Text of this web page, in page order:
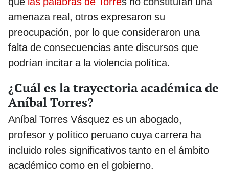
amenaza real, otros expresaron su
preocupación, por lo que consideraron una
falta de consecuencias ante discursos que
podrían incitar a la violencia política.
¿Cuál es la trayectoria académica de
Aníbal Torres?
Aníbal Torres Vásquez es un abogado,
profesor y político peruano cuya carrera ha
incluido roles significativos tanto en el ámbito
académico como en el gobierno.